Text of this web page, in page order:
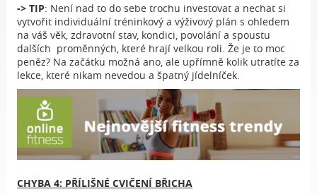
-> TIP: Není nad to do sebe trochu investovat a nechat si
vytvořit individuální tréninkový a výživový plán s ohledem
na váš věk, zdravotní stav, kondici, povolání a spoustu
dalších proměnných, které hrají velkou roli. Že je to moc
peněz? Na začátku možná ano, ale upřímně kolik utratíte za
lekce, které nikam nevedou a špatný jídelníček.
CHYBA 4: PŘÍLIŠNÉ CVIČENÍ BŘICHA